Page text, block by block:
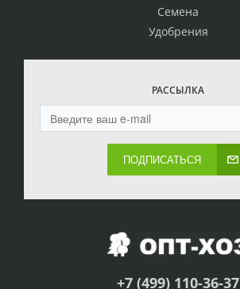
Семена
Удобрения
РАССЫЛКА
ПОДПИСАТЬСЯ
+7 (499) 110-36-37